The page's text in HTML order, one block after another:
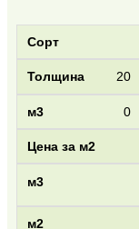
20
0